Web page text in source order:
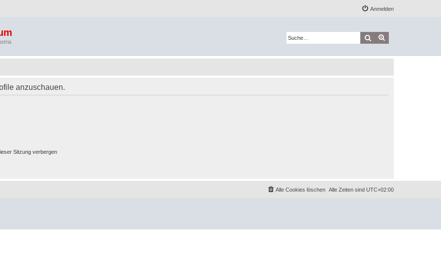
Anmelden
Suche
anzuschauen.
Sitzung verbergen
Alle Zeiten sind UTC+02:00
Alle Cookies löschen